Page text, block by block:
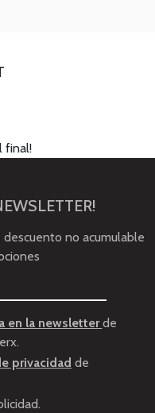
final!
no acumulable
en la newsletterde
privacidad de